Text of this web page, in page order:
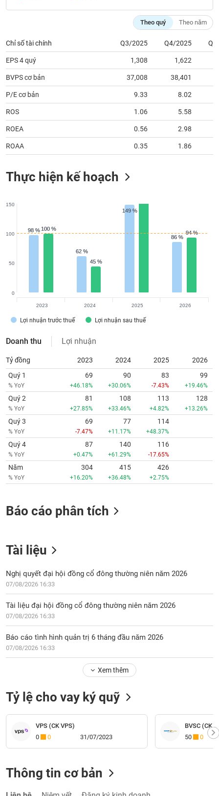
Theo quý Theo năm
Chỉ số tài chính Q3/2025 Q4/2025
EPS 4 quý 1,308 1,622
BVPS cơ bản 37,008 38,401
P/E cơ bản 9.33 8.02
ROS 1.06 5.58
ROEA 0.56 2.98
ROAA 0.35 1.86
Thực hiện kế hoạch
98 %
98 %
62 %
62 %
149 %
149 %
86 %
86 %
100 %
100 %
45 %
45 %
94 %
94 %
Lợi nhuận trước thuế Lợi nhuận sau thuế
0
50
100
150
2023 2024 2025 2026
Doanh thu Lợi nhuận
Tỷ đồng 2023 2024 2025
2026
Quý 1
% YoY
69
+46.18%
90
+30.06%
83
-7.43%
99
+19.46%
Quý 2
% YoY
81
+27.85%
108
+33.46%
113
+4.82%
128
+13.26%
Quý 3
% YoY
69
-7.47%
77
+11.17%
114
+48.37%
Quý 4
% YoY
87
+0.47%
140
+61.29%
116
-17.65%
Năm
% YoY
304
+16.20%
415
+36.48%
426
+2.75%
Báo cáo phân tích
Tài liệu
Nghị quyết đại hội đồng cổ đông thường niên năm 2026
07/08/2026 16:33
Tài liệu đại hội đồng cổ đông thường niên năm 2026
07/08/2026 16:33
Báo cáo tình hình quản trị 6 tháng đầu năm 2026
07/08/2026 16:33
Xem thêm
Tỷ lệ cho vay ký quỹ
VPS (CK VPS)
0
0 31/07/2023
BVSC (CK
50
0
Thông tin cơ bản